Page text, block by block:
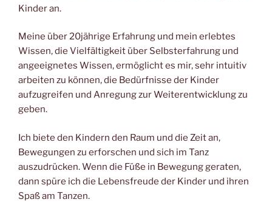
Kinder an.
Meine über 20jährige Erfahrung und mein erlebtes
Wissen, die Vielfältigkeit über Selbsterfahrung und
angeeignetes Wissen, ermöglicht es mir, sehr intuitiv
arbeiten zu können, die Bedürfnisse der Kinder
aufzugreifen und Anregung zur Weiterentwicklung zu
geben.
Ich biete den Kindern den Raum und die Zeit an,
Bewegungen zu erforschen und sich im Tanz
auszudrücken. Wenn die Füße in Bewegung geraten,
dann spüre ich die Lebensfreude der Kinder und ihren
Spaß am Tanzen.